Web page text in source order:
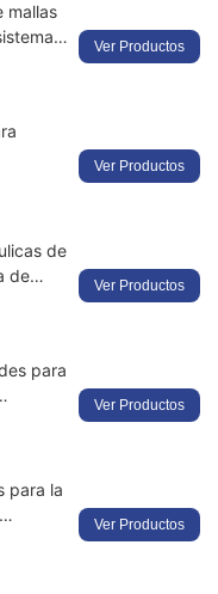
mallas
Ver Productos
Ver Productos
de
de
Ver Productos
para
Ver Productos
para la
Ver Productos